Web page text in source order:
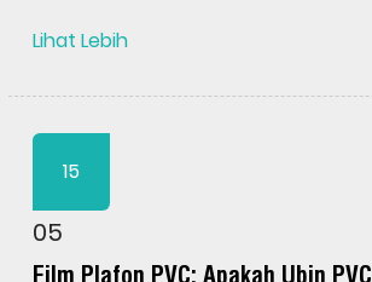
Lihat Lebih
15
05
Film Plafon PVC: Apakah Ubin